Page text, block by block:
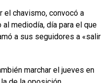
el chavismo, convocó a
al mediodía, día para el que
a sus seguidores a «salir
marchar el jueves en